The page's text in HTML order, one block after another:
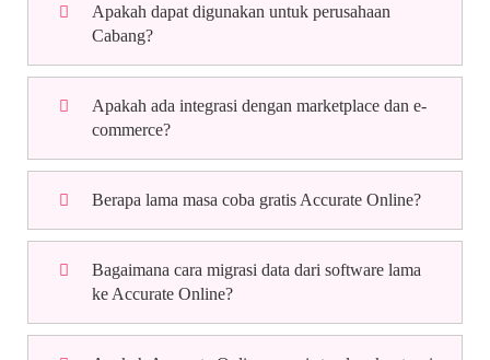
Apakah dapat digunakan untuk perusahaan
Cabang?
Apakah ada integrasi dengan marketplace dan e-
commerce?
Berapa lama masa coba gratis Accurate Online?
Bagaimana cara migrasi data dari software lama
ke Accurate Online?